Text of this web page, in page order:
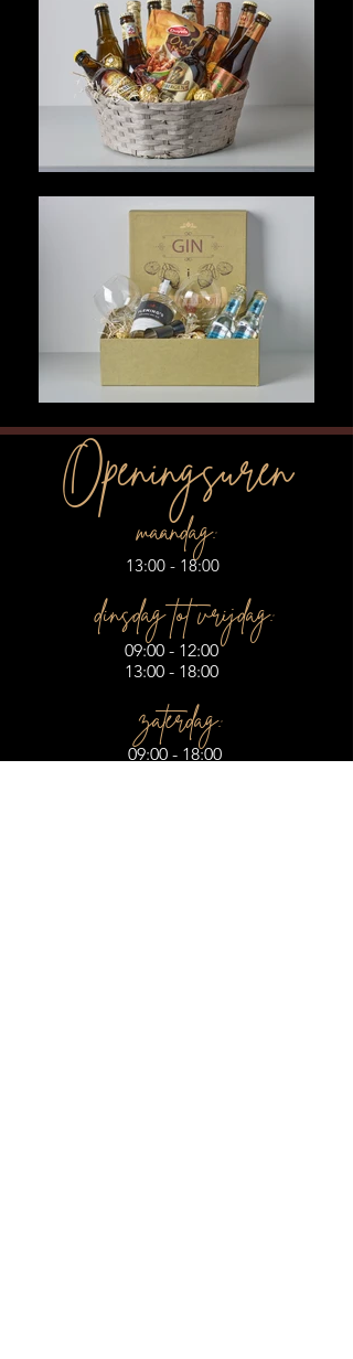
Openingsuren
maandag:
13:00 - 18:00
dinsdag tot vrijdag:
09:00 - 12:00
13:00 - 18:00
zaterdag:
09:00 - 18:00